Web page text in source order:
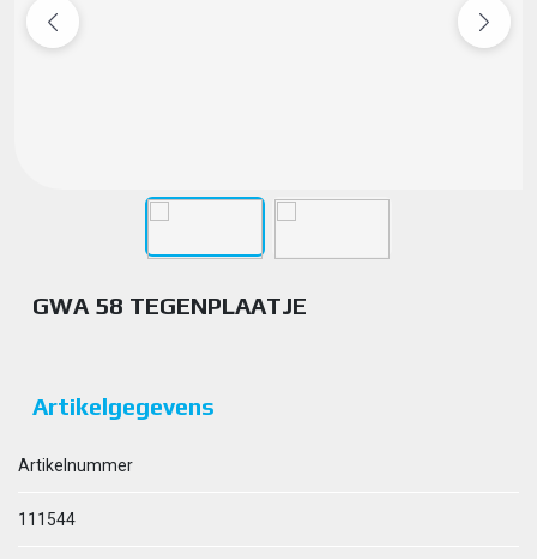
GWA 58 TEGENPLAATJE
Artikelgegevens
Artikelnummer
111544